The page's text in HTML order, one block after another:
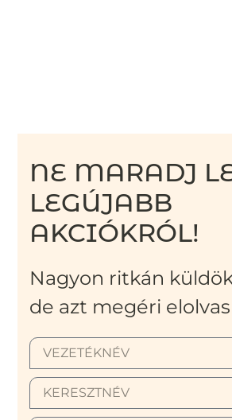
NE MARADJ
LEGÚJABB
AKCIÓKRÓL!
Nagyon ritkán
de azt megéri